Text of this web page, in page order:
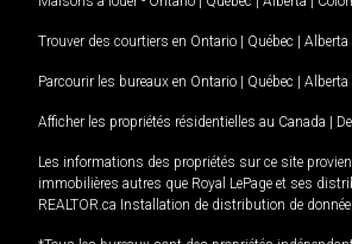
Trouver des courtiers en Ontario | Québec | Alberta
Parcourir les bureaux en Ontario | Québec | Alberta
Afficher les propriétés résidentielles au Canada |
Les informations des propriétés sur ce site
immobilières autres que Royal LePage et ses
REALTOR.ca Installation de distribution de